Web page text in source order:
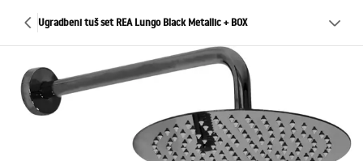
Ugradbeni tuš set REA Lungo Black Metallic + BOX